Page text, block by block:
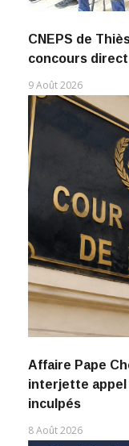
CNEPS de
concours direct
9 Août 2026
Affaire Pape
interjette appel
inculpés
8 Août 2026